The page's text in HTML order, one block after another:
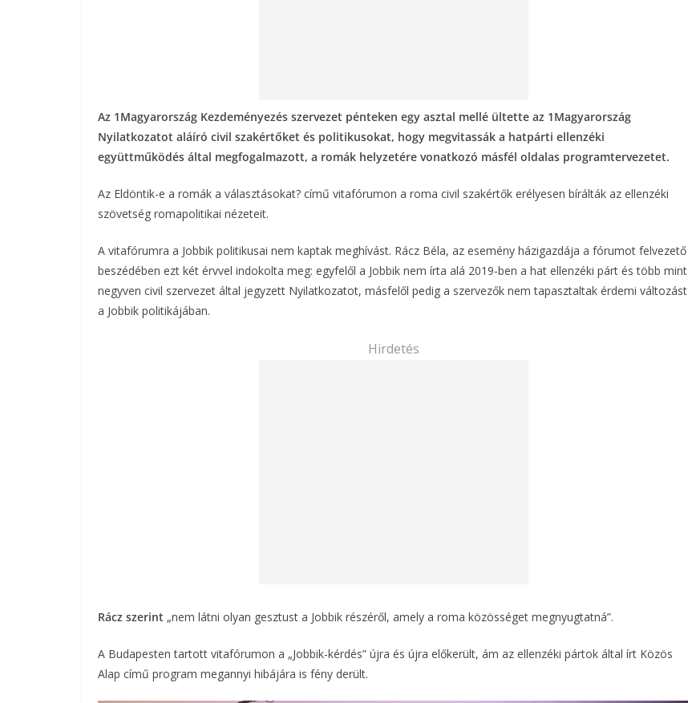
Az 1Magyarország Kezdeményezés szervezet pénteken egy asztal mellé ültette az 1Magyarország
Nyilatkozatot aláíró civil szakértőket és politikusokat, hogy megvitassák a hatpárti ellenzéki
együttműködés által megfogalmazott, a romák helyzetére vonatkozó másfél oldalas programtervezetet.
Az Eldöntik-e a romák a választásokat? című vitafórumon a roma civil szakértők erélyesen bírálták az ellenzéki
szövetség romapolitikai nézeteit.
A vitafórumra a Jobbik politikusai nem kaptak meghívást. Rácz Béla, az esemény házigazdája a fórumot felvezető
beszédében ezt két érvvel indokolta meg: egyfelől a Jobbik nem írta alá 2019-ben a hat ellenzéki párt és több mint
negyven civil szervezet által jegyzett Nyilatkozatot, másfelől pedig a szervezők nem tapasztaltak érdemi változást
a Jobbik politikájában.
Hirdetés
Rácz szerint „nem látni olyan gesztust a Jobbik részéről, amely a roma közösséget megnyugtatná”.
A Budapesten tartott vitafórumon a „Jobbik-kérdés” újra és újra előkerült, ám az ellenzéki pártok által írt Közös
Alap című program megannyi hibájára is fény derült.